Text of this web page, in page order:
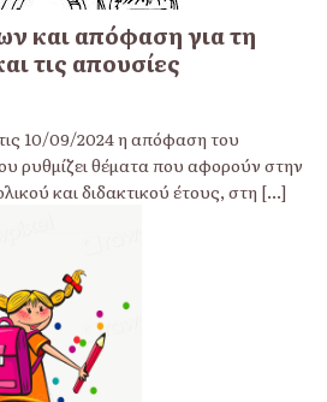
και απόφαση για τη
τις απουσίες
10/09/2024 η απόφαση του
ρυθμίζει θέματα που αφορούν στην
και διδακτικού έτους, στη [...]